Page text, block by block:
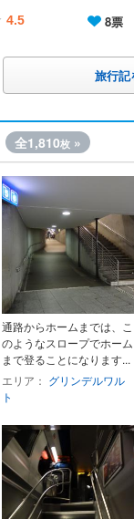
4.5 8票
旅行記
全1,810枚 »
通路からホームまでは、こ
のようなスロープでホーム
まで登ることになります...
エリア： グリンデルワル
ト